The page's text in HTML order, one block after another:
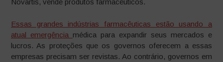
Novartis, vende produtos farmacêuticos.
Essas grandes indústrias farmacêuticas estão usando a
atual emergência médica para expandir seus mercados e
lucros. As proteções que os governos oferecem a essas
empresas precisam ser revistas. Ao contrário, governos em